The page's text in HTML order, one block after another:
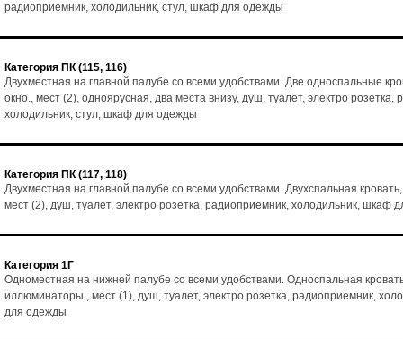
радиоприемник, холодильник, стул, шкаф для одежды
Категория ПК (115, 116)
Двухместная на главной палубе со всеми удобствами. Две односпальные
окно., мест (2), одноярусная, два места внизу, душ, туалет, электро розетка,
холодильник, стул, шкаф для одежды
Категория ПК (117, 118)
Двухместная на главной палубе со всеми удобствами. Двухспальная
мест (2), душ, туалет, электро розетка, радиоприемник, холодильник, шкаф
Категория 1Г
Одноместная на нижней палубе со всеми удобствами. Односпальная
иллюминаторы., мест (1), душ, туалет, электро розетка, радиоприемник,
для одежды